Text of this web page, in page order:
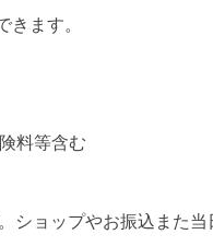
きます。
料等含む
ショップやお振込また当